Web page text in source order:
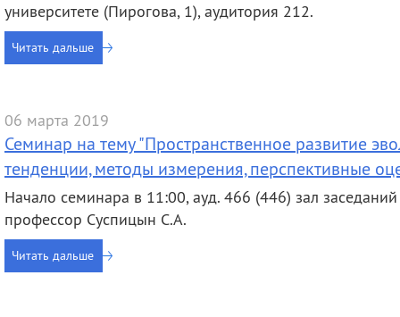
университете (Пирогова, 1), аудитория 212.
Читать дальше
06 марта 2019
Семинар на тему "Пространственное развитие
тенденции, методы измерения, перспективные
Начало семинара в 11:00, ауд. 466 (446) зал
профессор Суспицын С.А.
Читать дальше